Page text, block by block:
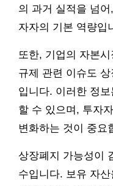
의 과거 실적을 넘
자자의 기본 역량입
또한, 기업의 자본
규제 관련 이슈도
입니다. 이러한 정
할 수 있으며, 투자
변화하는 것이 중요
상장폐지 가능성이
수입니다. 보유 자